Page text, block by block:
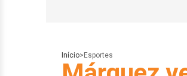
Início> Esportes